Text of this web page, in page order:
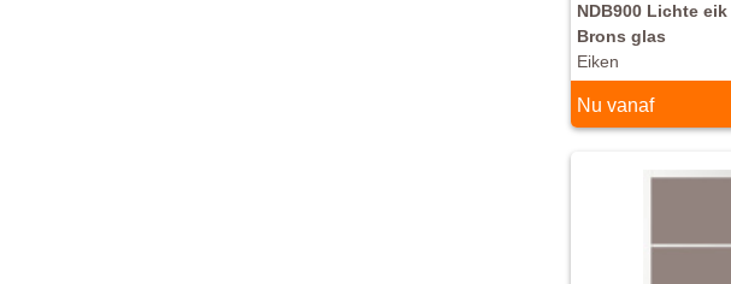
NDB900 Lichte eik
Brons glas
Eiken
Nu vanaf